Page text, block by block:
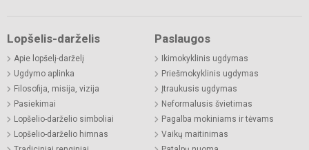
Lopšelis-darželis
Apie lopšelį-darželį
Ugdymo aplinka
Filosofija, misija, vizija
Pasiekimai
Lopšelio-darželio simboliai
Lopšelio-darželio himnas
Paslaugos
Ikimokyklinis ugdymas
Priešmokyklinis ugdymas
Įtraukusis ugdymas
Neformalusis švietimas
Pagalba mokiniams ir tėvams
Vaikų maitinimas